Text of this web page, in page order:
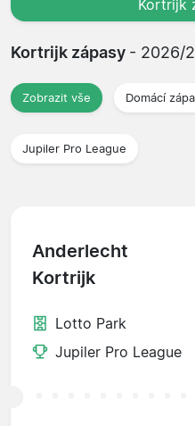
Kortrijk
Kortrijk zápasy - 2026/
Zobrazit vše Domácí
Jupiler Pro League
Anderlecht
Kortrijk
Lotto Park
Jupiler Pro League